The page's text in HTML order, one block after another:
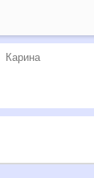
Карина